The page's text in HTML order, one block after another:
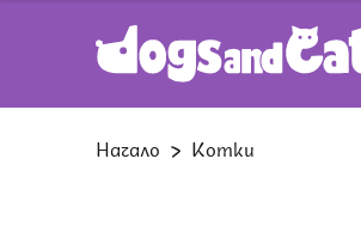
Начало Котки